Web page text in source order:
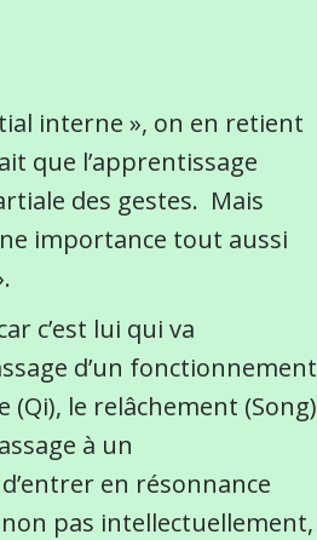
interne », on en retient
que l’apprentissage
des gestes. Mais
importance tout aussi
c’est lui qui va
d’un fonctionnement
le relâchement (Song)
à un
en résonnance
pas intellectuellement,